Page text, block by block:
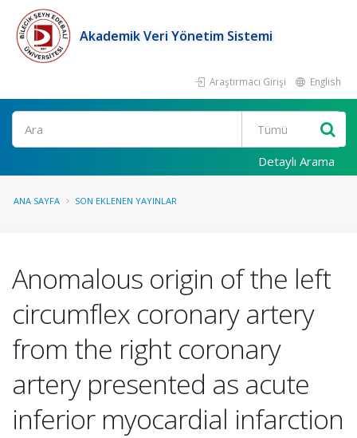
Akademik Veri Yönetim Sistemi
Araştırmacı Girişi English
Ara
Detaylı Arama
ANA SAYFA SON EKLENEN YAYINLAR
Anomalous origin of the left
circumflex coronary artery
from the right coronary
artery presented as acute
inferior myocardial infarction